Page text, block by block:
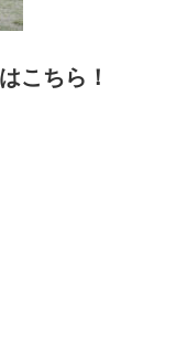
こちら！